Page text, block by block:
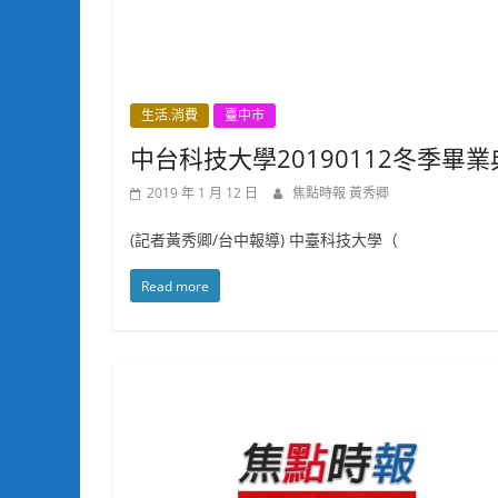
生活.消費 臺中市
中台科技大學20190112冬季畢業
2019 年 1 月 12 日 焦點時報 黃秀卿
(記者黃秀卿/台中報導) 中臺科技大學（
Read more